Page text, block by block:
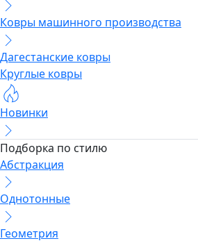
Ковры машинного производства
Дагестанские ковры
Круглые ковры
Новинки
Подборка по стилю
Абстракция
Однотонные
Геометрия